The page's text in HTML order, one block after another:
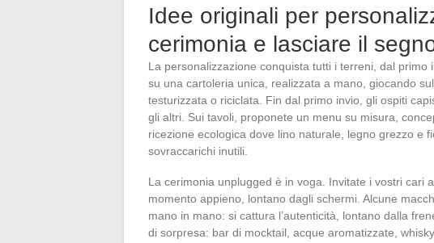
Idee originali per
cerimonia e lasciare il
La personalizzazione conquista tutti i terreni, dal primo
su una cartoleria unica, realizzata a mano, giocando
testurizzata o riciclata. Fin dal primo invio, gli ospiti
gli altri. Sui tavoli, proponete un menu su misura,
ricezione ecologica dove lino naturale, legno grezzo e
sovraccarichi inutili.
La cerimonia unplugged è in voga. Invitate i vostri cari
momento appieno, lontano dagli schermi. Alcune
mano in mano: si cattura l’autenticità, lontano dalla
di sorpresa: bar di mocktail, acque aromatizzate,